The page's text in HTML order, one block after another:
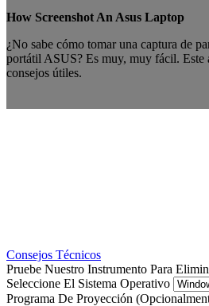
How Screenshot An Asus Laptop
¿No sabe cómo tomar una captura de
portátil ASUS? Es muy, muy fácil. Este
consejos útiles.
Consejos Técnicos
Pruebe Nuestro Instrumento Para
Seleccione El Sistema Operativo
Programa De Proyección